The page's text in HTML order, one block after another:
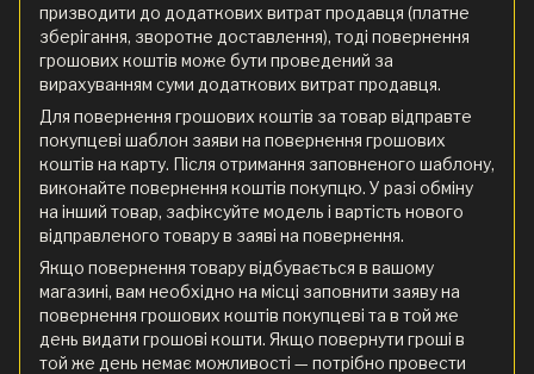
призводити до додаткових витрат продавця (платне
зберігання, зворотне доставлення), тоді повернення
грошових коштів може бути проведений за
вирахуванням суми додаткових витрат продавця.
Для повернення грошових коштів за товар відправте
покупцеві шаблон заяви на повернення грошових
коштів на карту. Після отримання заповненого шаблону,
виконайте повернення коштів покупцю. У разі обміну
на інший товар, зафіксуйте модель і вартість нового
відправленого товару в заяві на повернення.
Якщо повернення товару відбувається в вашому
магазині, вам необхідно на місці заповнити заяву на
повернення грошових коштів покупцеві та в той же
день видати грошові кошти. Якщо повернути гроші в
той же день немає можливості — потрібно провести